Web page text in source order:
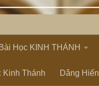
Học KINH THÁNH
Kinh Thánh Dâng Hiến